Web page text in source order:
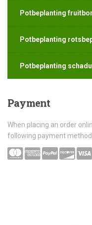
Potbeplanting
Potbeplanting
Potbeplanting
Payment
When placing an order
following payment